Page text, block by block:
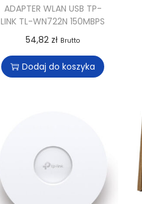
ADAPTER WLAN USB TP-
LINK TL-WN722N 150MBPS
54,82 zł Brutto
Dodaj do koszyka